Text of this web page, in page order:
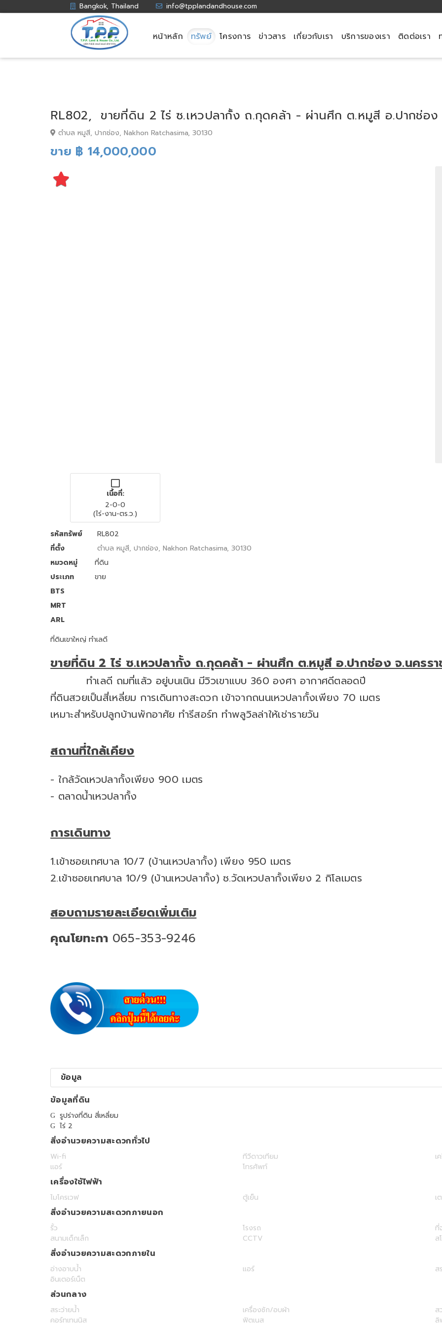
Bangkok, Thailand info@tpplandandhouse.com
หน้าหลัก ทรัพย์ โครงการ ข่าวสาร เกี่ยวกับเรา บริการของเรา ติดต่อเรา
RL802, ขายที่ดิน 2 ไร่ ซ.เหวปลากั้ง ถ.กุดคล้า - ผ่านศึก ต.หมูสี อ.ปากช่อง
ตำบล หมูสี, ปากช่อง, Nakhon Ratchasima, 30130
ขาย ฿ 14,000,000
เนื้อที่:
2-0-0
(ไร่-งาน-ตร.ว.)
รหัสทรัพย์
RL802
ที่ตั้ง
ตำบล หมูสี, ปากช่อง, Nakhon Ratchasima, 30130
หมวดหมู่
ที่ดิน
ประเภท
ขาย
BTS
MRT
ARL
ที่ดินเขาใหญ่ ทำเลดี
ขายที่ดิน 2 ไร่ ซ.เหวปลากั้ง ถ.กุดคล้า - ผ่านศึก ต.หมูสี อ.ปากช่อง จ.นครรา
ทำเลดี ถมที่แล้ว อยู่บนเนิน มีวิวเขาแบบ 360 องศา อากาศดีตลอดปี
ที่ดินสวยเป็นสี่เหลี่ยม การเดินทางสะดวก เข้าจากถนนเหวปลากั้งเพียง 70 เมตร
เหมาะสำหรับปลูกบ้านพักอาศัย ทำรีสอร์ท ทำพลูวิลล่าให้เช่ารายวัน
สถานที่ใกล้เคียง
- ใกล้วัดเหวปลากั้งเพียง 900 เมตร
- ตลาดน้ำเหวปลากั้ง
การเดินทาง
1.เข้าซอยเทศบาล 10/7 (บ้านเหวปลากั้ง) เพียง 950 เมตร
2.เข้าซอยเทศบาล 10/9 (บ้านเหวปลากั้ง) ซ.วัดเหวปลากั้งเพียง 2 กิโลเมตร
สอบถามรายละเอียดเพิ่มเติม
คุณโยทะกา 065-353-9246
ข้อมูล
ข้อมูลที่ดิน
รูปร่างที่ดิน สี่เหลี่ยม
ไร่ 2
สิ่งอำนวยความสะดวกทั่วไป
Wi-fi ทีวีดาวเทียม
เ
แอร์
โทรศัพท์
เครื่องใช้ไฟฟ้า
ไมโครเวฟ ตู้เย็น เ
สิ่งอำนวยความสะดวกภายนอก
รั้ว โรงรถ
ที่
สนามเด็กเล็ก
CCTV ส
สิ่งอำนวยความสะดวกภายใน
อ่างอาบน้ำ แอร์
ส
อินเตอร์เน็ต
ส่วนกลาง
สระว่ายน้ำ เครื่องซัก/อบผ้า
ส
คอร์ทเทนนิส
ฟิตเนส ลิ